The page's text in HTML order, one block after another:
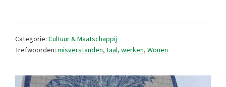
Categorie: Cultuur & Maatschappij
Trefwoorden: misverstanden, taal, werken, Wonen